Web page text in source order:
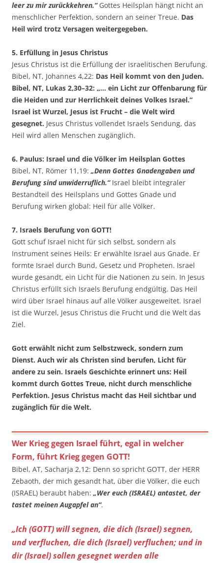
leer zu mir zurückkehren.“Gottes Heilsplan hängt nicht an
menschlicher Perfektion, sondern an seiner Treue. Das
Heil wird trotz Versagen weitergegeben.
5. Erfüllung in Jesus Christus
Jesus Christus ist die Erfüllung der israelitischen Berufung.
Bibel, NT, Johannes 4,22: Das Heil kommt von den Juden.
Bibel, NT, Lukas 2,30–32: „… ein Licht zur Offenbarung für
die Heiden und zur Herrlichkeit deines Volkes Israel.“
Israel ist Wurzel, Jesus ist Frucht – die Welt wird
gesegnet. Jesus Christus vollendet Israels Sendung, das
Heil wird allen Menschen zugänglich.
6. Paulus: Israel und die Völker im Heilsplan Gottes
Bibel, NT, Römer 11,19: „Denn Gottes Gnadengaben und
Berufung sind unwiderruflich.“Israel bleibt integraler
Bestandteil des Heilsplans und Gottes Gnade und
Berufung wirken global: Heil für alle Völker.
7. Israels Berufung von GOTT!
Gott schuf Israel nicht für sich selbst, sondern als
Instrument seines Heils: Er erwählte Israel aus Gnade. Er
formte Israel durch Bund, Gesetz und Propheten. Israel
wurde gesandt, ein Licht für die Nationen zu sein. In Jesus
Christus erfüllt sich Israels Berufung endgültig. Das Heil
wird über Israel hinaus auf alle Völker ausgeweitet. Israel
ist die Wurzel, Jesus Christus die Frucht und die Welt das
Ziel.
Gott erwählt nicht zum Selbstzweck, sondern zum
Dienst. Auch wir als Christen sind berufen, Licht für
andere zu sein. Israels Geschichte erinnert uns: Heil
kommt durch Gottes Treue, nicht durch menschliche
Perfektion. Jesus Christus macht das Heil sichtbar und
zugänglich für die Welt.
Wer Krieg gegen Israel führt, egal in welcher
Form, führt Krieg gegen GOTT!
Bibel, AT, Sacharja 2,12: Denn so spricht GOTT, der HERR
Zebaoth, der mich gesandt hat, über die Völker, die euch
(ISRAEL) beraubt haben: „Wer euch (ISRAEL) antastet, der
tastet meinen Augapfel an“.
„Ich (GOTT) will segnen, die dich (Israel) segnen,
und verfluchen, die dich (Israel) verfluchen; und in
dir (Israel) sollen gesegnet werden alle